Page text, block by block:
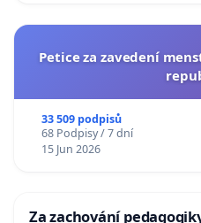
Petice za zavedení
33 509 podpisů
68 Podpisy / 7 dní
15 Jun 2026
Za zachování